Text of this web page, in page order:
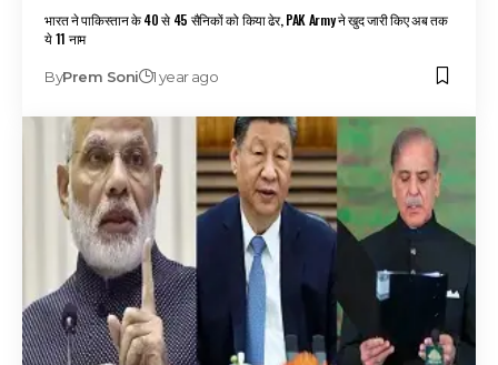
भारत ने पाकिस्तान के 40 से 45 सैनिकों को किया ढेर, PAK Army ने खुद जारी किए अब तक
ये 11 नाम
ByPrem Soni 1 year ago